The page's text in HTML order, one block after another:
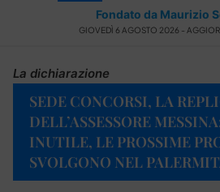
Fondato da Maurizio
GIOVEDÌ 6 AGOSTO 2026 -
La dichiarazione
SEDE CONCORSI, LA
DELL’ASSESSORE
INUTILE, LE PROSSIME
SVOLGONO NEL